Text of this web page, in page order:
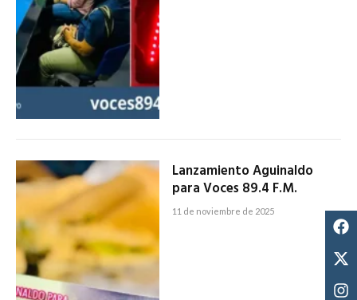
Lanzamiento Aguinaldo
para Voces 89.4 F.M.
11 de noviembre de 2025